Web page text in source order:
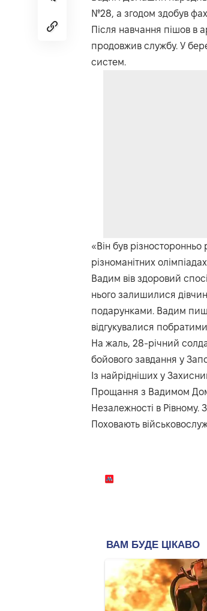
№28, а згодом здобув фах
Після навчання пішов в
продовжив службу. У
систем.
«Він був
різноманітних
Вадим вів здоровий
нього залишилися
подарунками. Вадим
відгукувалися
На жаль, 28-річний
бойового завдання у
Із найрідніших у
Прощання з Вадимом
Незалежності в Рівному.
Поховають